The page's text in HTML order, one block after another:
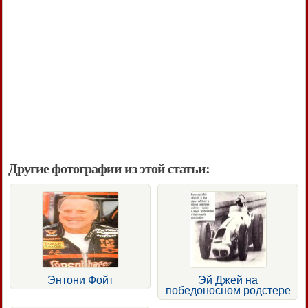
Другие фотографии из этой статьи:
Энтони Фойт
Эй Джей на
победоносном родстере